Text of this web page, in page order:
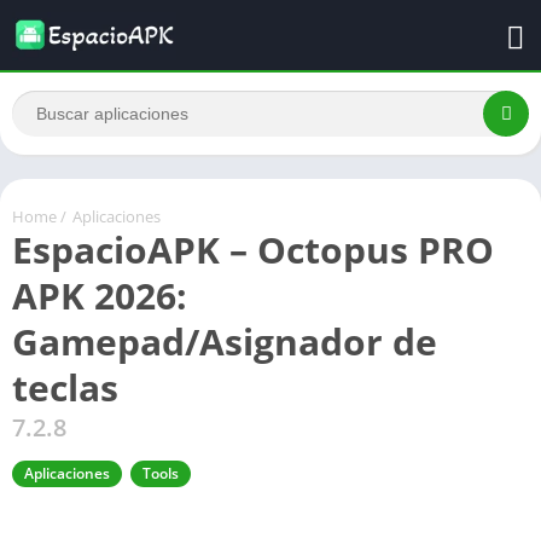
Home / Aplicaciones
EspacioAPK – Octopus PRO
APK 2026:
Gamepad/Asignador de
teclas
7.2.8
Aplicaciones Tools